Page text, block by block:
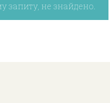
запиту, не знайдено.